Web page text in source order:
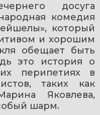
досуга
комедия
который
и хорошим
обещает быть
это история о
перипетиях в
таких как
Яковлева,
шарм.